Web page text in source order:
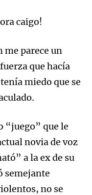
caigo!
me parece un
que hacía
miedo que se
“juego” que le
novia de voz
a la ex de su
semejante
no se